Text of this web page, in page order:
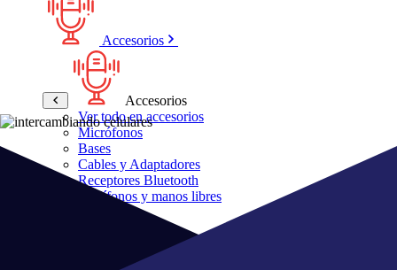
Accesorios
Accesorios
Ver todo en accesorios
Micrófonos
Bases
Cables y Adaptadores
Receptores Bluetooth
Audífonos y manos libres